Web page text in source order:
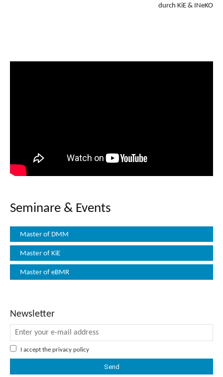
durch KiE & INeKO
Seminare & Events
Master of DMM
Master of KiE
Master of eBMR
Newsletter
I accept the privacy policy